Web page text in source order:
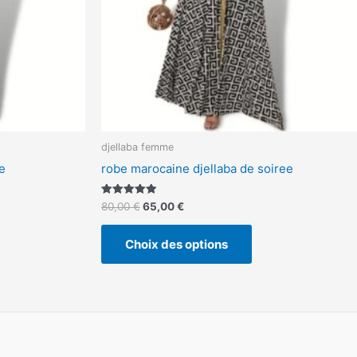
djellaba femme
robe marocaine djellaba de soiree
Note
5.00
sur 5
80,00€65,00€
Choix des options
choisies
sur
la
page
du
produit